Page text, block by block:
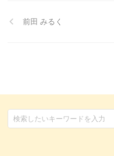
炎かも？」と思ったときに、すぐ
前田 みるく